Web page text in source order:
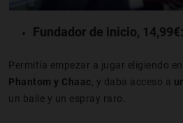
Fundador de inicio, 14,99€
Permitía empezar a jugar eligiendo
Phantom y Chaac , y daba acceso a
un baile y un espray raro.